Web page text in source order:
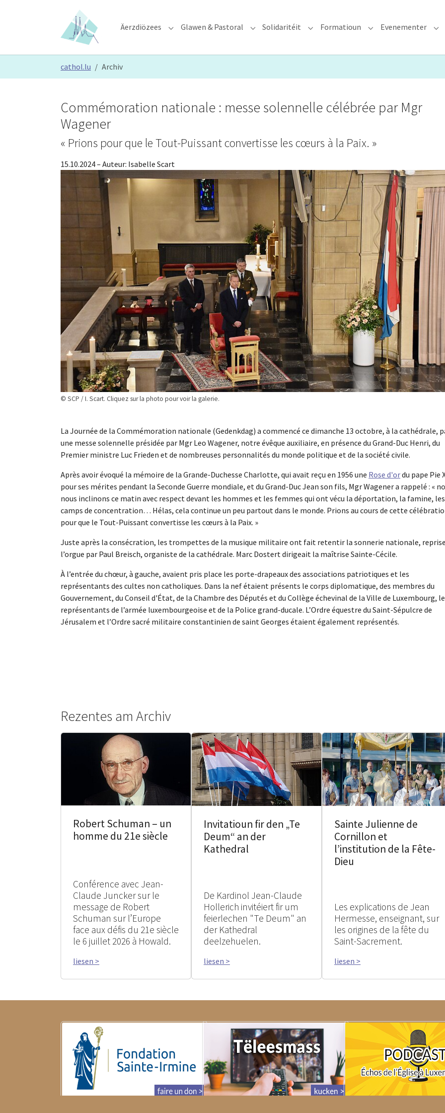
Äerzdiözees Submenu for "Äerzdiözees"
Glawen & Pastoral Submenu for "Glawen & Pastoral"
Solidaritéit Submenu for "Solidaritéit"
Formatioun Submenu for
Evenementer
cathol.lu Archiv
© SCP / I. Scart. Cliquez sur la photo pour voir la galerie.
Commémoration nationale : messe solennelle célébrée par Mgr
Wagener
« Prions pour que le Tout-Puissant convertisse les cœurs à la Paix. »
15.10.2024– Auteur: Isabelle Scart
La Journée de la Commémoration nationale (Gedenkdag) a commencé ce dimanche 13 octobre, à la cathédrale,
une messe solennelle présidée par Mgr Leo Wagener, notre évêque auxiliaire, en présence du Grand-Duc Henri, du
Premier ministre Luc Frieden et de nombreuses personnalités du monde politique et de la société civile.
Après avoir évoqué la mémoire de la Grande-Duchesse Charlotte, qui avait reçu en 1956 une Rose d'ordu pape Pie
pour ses mérites pendant la Seconde Guerre mondiale, et du Grand-Duc Jean son fils, Mgr Wagener a rappelé : «
nous inclinons ce matin avec respect devant les hommes et les femmes qui ont vécu la déportation, la famine, les
camps de concentration… Hélas, cela continue un peu partout dans le monde. Prions au cours de cette
pour que le Tout-Puissant convertisse les cœurs à la Paix. »
Juste après la consécration, les trompettes de la musique militaire ont fait retentir la sonnerie nationale,
l’orgue par Paul Breisch, organiste de la cathédrale. Marc Dostert dirigeait la maîtrise Sainte-Cécile.
À l’entrée du chœur, à gauche, avaient pris place les porte-drapeaux des associations patriotiques et les
représentants des cultes non catholiques. Dans la nef étaient présents le corps diplomatique, des membres du
Gouvernement, du Conseil d'État, de la Chambre des Députés et du Collège échevinal de la Ville de Luxembourg,
représentants de l’armée luxembourgeoise et de la Police grand-ducale. L’Ordre équestre du Saint-Sépulcre de
Jérusalem et l’Ordre sacré militaire constantinien de saint Georges étaient également représentés.
Rezentes am Archiv
Robert Schuman – un
homme du 21e siècle
Conférence avec Jean-
Claude Juncker sur le
message de Robert
Schuman sur l’Europe
face aux défis du 21e siècle
le 6 juillet 2026 à Howald.
liesen >
Invitatioun fir den „Te
Deum“ an der
Kathedral
De Kardinol Jean-Claude
Hollerich invitéiert fir um
feierlechen "Te Deum" an
der Kathedral
deelzehuelen.
liesen >
Sainte Julienne de
Cornillon et
l’institution de la Fête-
Dieu
Les explications de Jean
Hermesse, enseignant, sur
les origines de la fête du
Saint-Sacrement.
liesen >